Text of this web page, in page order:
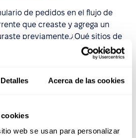
Detalles Acerca de las cookies
web se usan para personalizar
de pedidos en el flujo de
que creaste y agrega un
previamente.¿Qué sitios de
ahora para realizar
en la plataforma?
claras para la solicitud
de trabajo y un recordatorio